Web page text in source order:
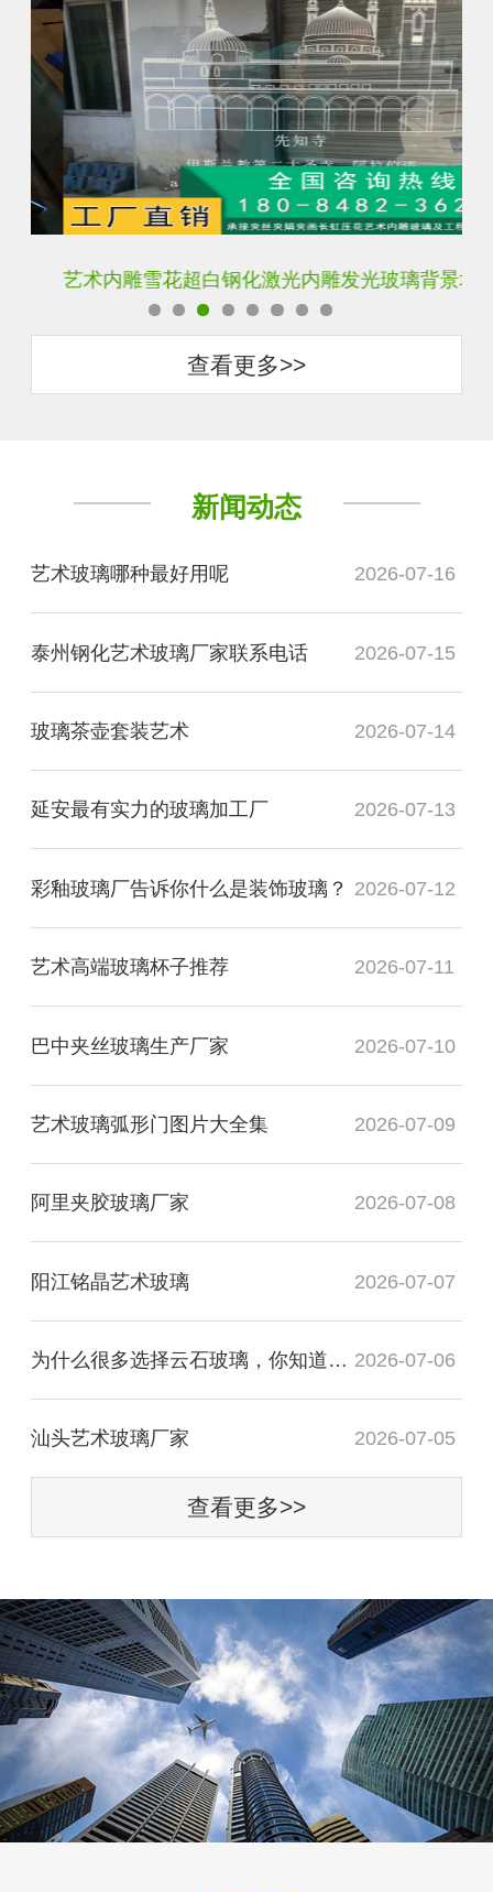
艺术内雕雪花超白钢化激光内雕发光玻璃背景墙
查看更多>>
新闻动态
艺术玻璃哪种最好用呢 2026-07-16
泰州钢化艺术玻璃厂家联系电话 2026-07-15
玻璃茶壶套装艺术 2026-07-14
延安最有实力的玻璃加工厂 2026-07-13
彩釉玻璃厂告诉你什么是装饰玻璃？ 2026-07-12
艺术高端玻璃杯子推荐 2026-07-11
巴中夹丝玻璃生产厂家 2026-07-10
艺术玻璃弧形门图片大全集 2026-07-09
阿里夹胶玻璃厂家 2026-07-08
阳江铭晶艺术玻璃 2026-07-07
为什么很多选择云石玻璃，你知道有什么用处吗？ 2026-07-06
汕头艺术玻璃厂家 2026-07-05
查看更多>>